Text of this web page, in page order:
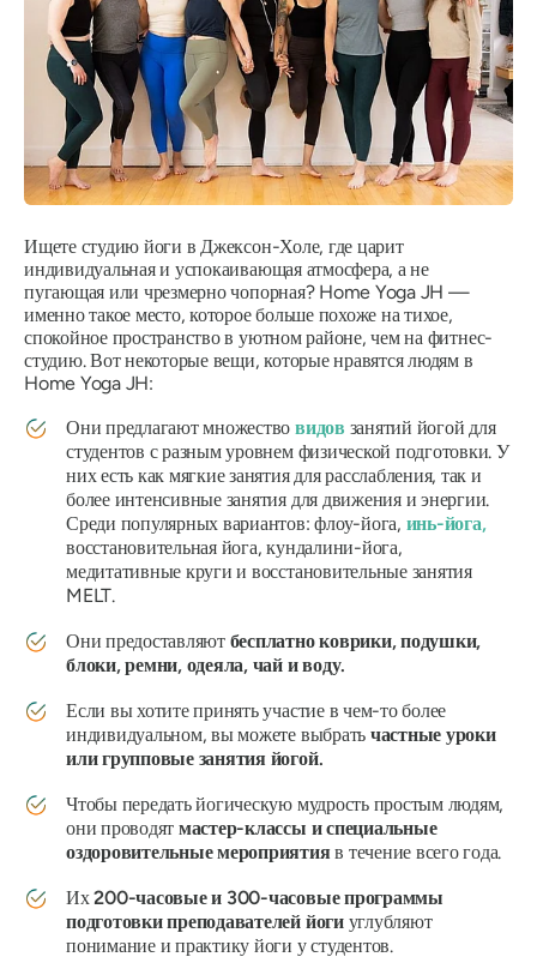
Ищете студию йоги в Джексон-Холе, где царит
индивидуальная и успокаивающая атмосфера, а не
пугающая или чрезмерно чопорная? Home Yoga JH —
именно такое место, которое больше похоже на тихое,
спокойное пространство в уютном районе, чем на фитнес-
студию. Вот некоторые вещи, которые нравятся людям в
Home Yoga JH:
Они предлагают множество видов занятий йогой для
студентов с разным уровнем физической подготовки. У
них есть как мягкие занятия для расслабления, так и
более интенсивные занятия для движения и энергии.
Среди популярных вариантов: флоу-йога, инь-йога,
восстановительная йога, кундалини-йога,
медитативные круги и восстановительные занятия
MELT.
Они предоставляют бесплатно коврики, подушки,
блоки, ремни, одеяла, чай и воду.
Если вы хотите принять участие в чем-то более
индивидуальном, вы можете выбрать частные уроки
или групповые занятия йогой.
Чтобы передать йогическую мудрость простым людям,
они проводят мастер-классы и специальные
оздоровительные мероприятияв течение всего года.
Их200-часовые и 300-часовые программы
подготовки преподавателей йогиуглубляют
понимание и практику йоги у студентов.